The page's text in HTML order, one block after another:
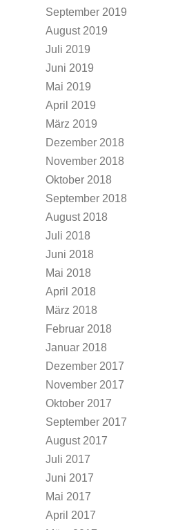
September 2019
August 2019
Juli 2019
Juni 2019
Mai 2019
April 2019
März 2019
Dezember 2018
November 2018
Oktober 2018
September 2018
August 2018
Juli 2018
Juni 2018
Mai 2018
April 2018
März 2018
Februar 2018
Januar 2018
Dezember 2017
November 2017
Oktober 2017
September 2017
August 2017
Juli 2017
Juni 2017
Mai 2017
April 2017